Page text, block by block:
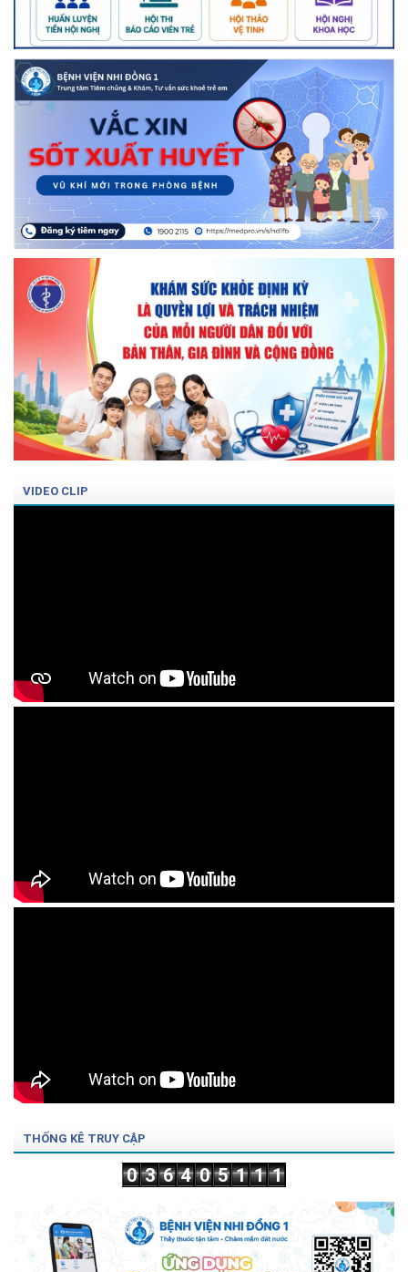
VIDEO CLIP
THỐNG KÊ TRUY CẬP
0 3 6 4 0 5 1 1 1